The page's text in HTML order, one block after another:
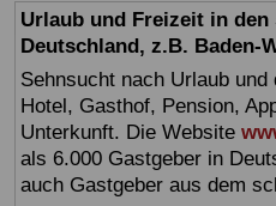
Urlaub und Freizeit in
Deutschland, z.B. Baden-
Sehnsucht nach Urlaub
Hotel, Gasthof, Pension,
Unterkunft. Die Website
als 6.000 Gastgeber in
auch Gastgeber aus dem